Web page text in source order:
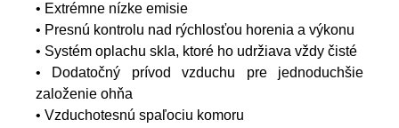
• Extrémne nízke emisie
• Presnú kontrolu nad rýchlosťou horenia a výkonu
• Systém oplachu skla, ktoré ho udržiava vždy čisté
• Dodatočný prívod vzduchu pre jednoduchšie
založenie ohňa
• Vzduchotesnú spaľociu komoru